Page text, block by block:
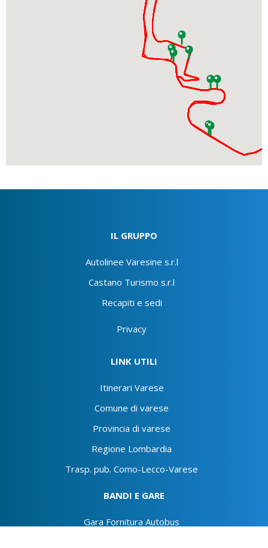
IL GRUPPO
Autolinee Varesine s.r.l
Castano Turismo s.r.l
Recapiti e sedi
Privacy
LINK UTILI
Itinerari Varese
Comune di varese
Provincia di varese
Regione Lombardia
Trasp. pub. Como-Lecco-Varese
BANDI E GARE
Gara Fornitura Autobus